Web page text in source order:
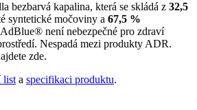
bezbarvá kapalina, která se skládá z 32,5
syntetické močoviny a 67,5 %
není nebezpečné pro zdraví
Nespadá mezi produkty ADR.
zde.
list a specifikaci produktu.